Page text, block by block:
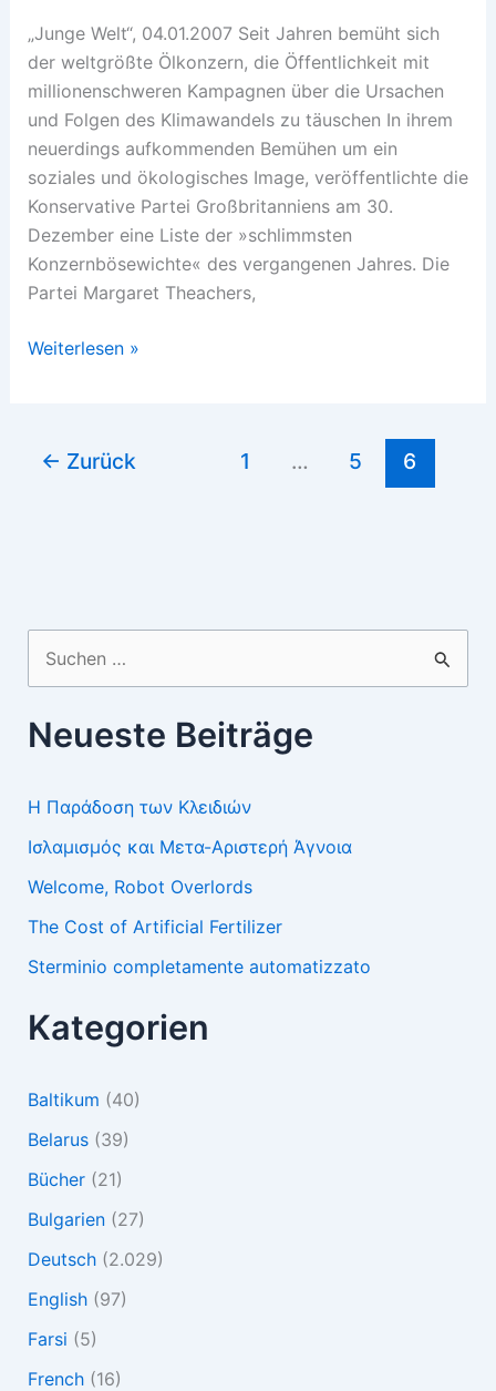
„Junge Welt“, 04.01.2007 Seit Jahren bemüht sich
der weltgrößte Ölkonzern, die Öffentlichkeit mit
millionenschweren Kampagnen über die Ursachen
und Folgen des Klimawandels zu täuschen In ihrem
neuerdings aufkommenden Bemühen um ein
soziales und ökologisches Image, veröffentlichte die
Konservative Partei Großbritanniens am 30.
Dezember eine Liste der »schlimmsten
Konzernbösewichte« des vergangenen Jahres. Die
Partei Margaret Theachers,
Nach
Weiterlesen »
← Zurück 1 … 5 6
Suchen
nach:
Neueste Beiträge
Η Παράδοση των Κλειδιών
Ισλαμισμός και Μετα-Αριστερή Άγνοια
Welcome, Robot Overlords
The Cost of Artificial Fertilizer
Sterminio completamente automatizzato
Kategorien
Baltikum (40)
Belarus(39)
Bücher(21)
Bulgarien(27)
Deutsch(2.029)
English(97)
Farsi (5)
French(16)